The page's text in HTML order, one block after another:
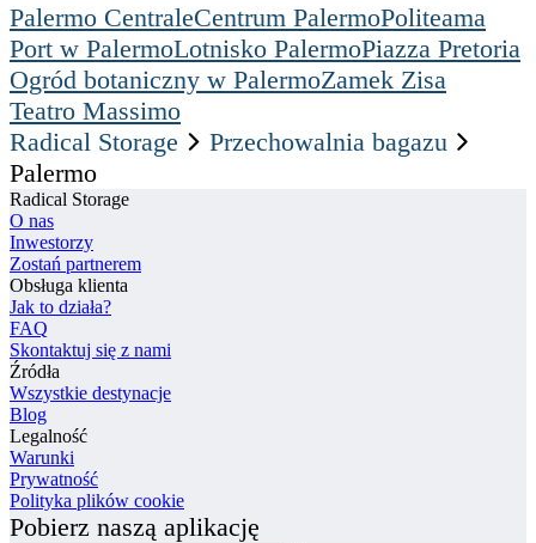
Palermo CentraleCentrum PalermoPoliteama
Port w PalermoLotnisko PalermoPiazza Pretoria
Ogród botaniczny w PalermoZamek Zisa
Teatro Massimo
Radical Storage
Przechowalnia bagazu
Palermo
Radical Storage
O nas
Inwestorzy
Zostań partnerem
Obsługa klienta
Jak to działa?
FAQ
Skontaktuj się z nami
Źródła
Wszystkie destynacje
Blog
Legalność
Warunki
Prywatność
Polityka plików cookie
Pobierz naszą aplikację